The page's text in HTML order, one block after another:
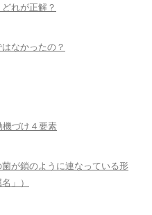
れが正解？
なかったの？
づけ４要素
が鎖のように連なっている形
」）